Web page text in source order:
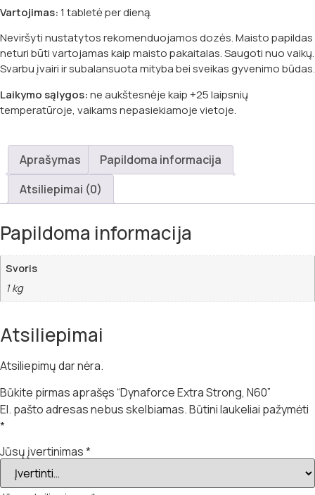
Vartojimas:1 tabletė per dieną.
Neviršyti nustatytos rekomenduojamos dozės. Maisto papildas
neturi būti vartojamas kaip maisto pakaitalas. Saugoti nuo vaikų.
Svarbu įvairi ir subalansuota mityba bei sveikas gyvenimo būdas.
Laikymo sąlygos:ne aukštesnėje kaip +25 laipsnių
temperatūroje, vaikams nepasiekiamoje vietoje.
Aprašymas
Papildoma informacija
Atsiliepimai (0)
Papildoma informacija
Svoris
1 kg
Atsiliepimai
Atsiliepimų dar nėra.
Būkite pirmas aprašęs “Dynaforce Extra Strong, N60”
El. pašto adresas nebus skelbiamas.Būtini laukeliai pažymėti
*
Jūsų įvertinimas*